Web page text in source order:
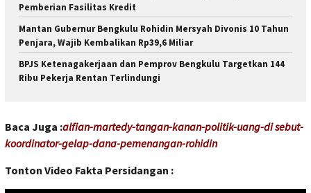
Pemberian Fasilitas Kredit
Mantan Gubernur Bengkulu Rohidin Mersyah Divonis 10 Tahun
Penjara, Wajib Kembalikan Rp39,6 Miliar
BPJS Ketenagakerjaan dan Pemprov Bengkulu Targetkan 144
Ribu Pekerja Rentan Terlindungi
Baca Juga :alfian-martedy-tangan-kanan-politik-uang-di sebut-
koordinator-gelap-dana-pemenangan-rohidin
Tonton Video Fakta Persidangan :